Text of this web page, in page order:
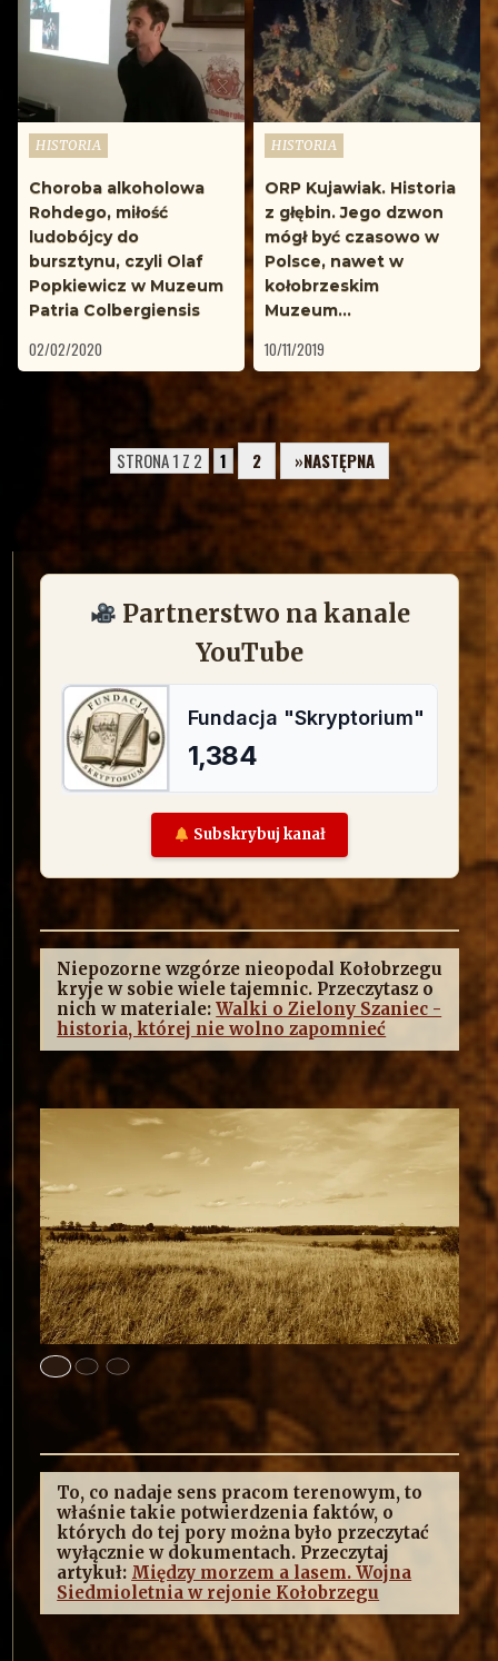
Opublikowane
HISTORIA
Choroba alkoholowa
Rohdego, miłość
ludobójcy do
bursztynu, czyli Olaf
Popkiewicz w Muzeum
Patria Colbergiensis
02/02/2020
Opublikowane
HISTORIA
ORP Kujawiak. Historia
z głębin. Jego dzwon
mógł być czasowo w
Polsce, nawet w
kołobrzeskim
Muzeum…
10/11/2019
STRONA 1 Z 2 1 2 »NASTĘPNA
Partnerstwo na kanale
YouTube
Subskrybuj kanał
Niepozorne wzgórze nieopodal Kołobrzegu
kryje w sobie wiele tajemnic. Przeczytasz o
nich w materiale:Walki o Zielony Szaniec -
historia, której nie wolno zapomnieć
To, co nadaje sens pracom terenowym, to
właśnie takie potwierdzenia faktów, o
których do tej pory można było przeczytać
wyłącznie w dokumentach. Przeczytaj
artykuł: Między morzem a lasem. Wojna
Siedmioletnia w rejonie Kołobrzegu